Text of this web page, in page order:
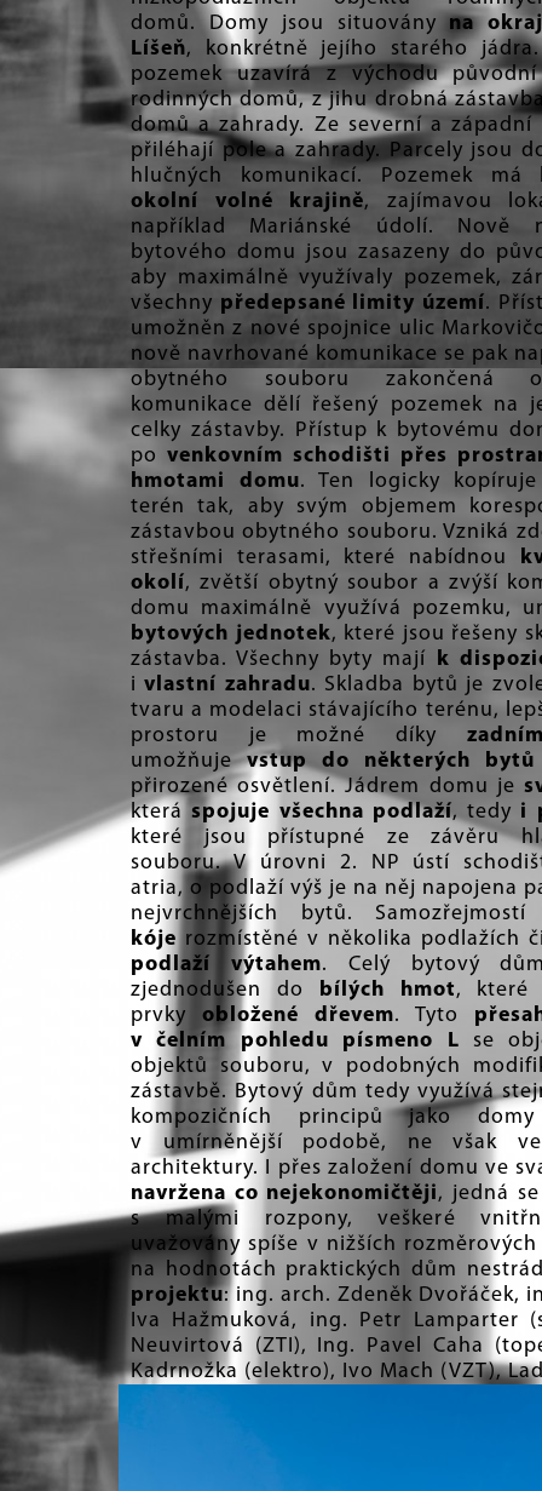
domů. Domy jsou situovány na
Líšeň, konkrétně jejího starého
pozemek uzavírá z východu
rodinných domů, z jihu drobná
domů a zahrady. Ze severní a západní
přiléhají pole a zahrady. Parcely jsou
hlučných komunikací. Pozemek
okolní volné krajině, zajímavou
například Mariánské údolí. Nově
bytového domu jsou zasazeny do
aby maximálně využívaly pozemek,
všechny předepsané limity území.
umožněn z nové spojnice ulic
nově navrhované komunikace se pak
obytného souboru zakončená
komunikace dělí řešený pozemek na
celky zástavby. Přístup k bytovému
po venkovním schodišti přes
hmotami domu. Ten logicky
terén tak, aby svým objemem
zástavbou obytného souboru. Vzniká
střešními terasami, které nabídnou
okolí, zvětší obytný soubor a zvýší
domu maximálně využívá pozemku,
bytových jednotek, které jsou řešeny
zástavba. Všechny byty mají
k
ivlastní zahradu. Skladba bytů je
tvaru a modelaci stávajícího terénu,
prostoru je možné díky
umožňujevstup do některých bytů
přirozené osvětlení. Jádrem domu je
kteráspojuje všechna podlaží, tedy i
které jsou přístupné ze závěru
souboru. V úrovni 2. NP ústí
atria, o podlaží výš je na něj napojena
nejvrchnějších bytů.
kóje rozmístěné v několika podlažích
podlaží výtahem. Celý bytový
zjednodušen do
bílých hmot, které
prvky obložené dřevem. Tyto
v čelním pohledu písmeno L se
objektů souboru, v podobných
zástavbě. Bytový dům tedy využívá
kompozičních principů jako
v umírněnější podobě, ne však
architektury. I přes založení domu ve
navržena co nejekonomičtěji, jedná
s malými rozpony, veškeré
uvažovány spíše v nižších
na hodnotách praktických dům
projektu: ing. arch. Zdeněk Dvořáček,
Iva Hažmuková, ing. Petr Lamparter
Neuvirtová (ZTI), Ing. Pavel Caha
Kadrnožka (elektro), Ivo Mach (VZT),